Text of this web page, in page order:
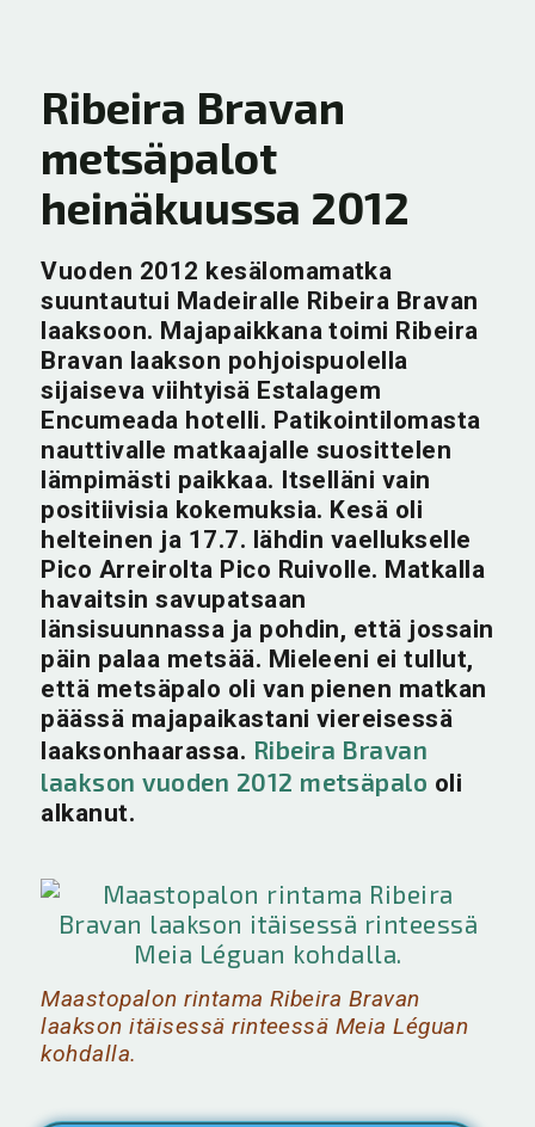
Ribeira Bravan
metsäpalot
heinäkuussa 2012
Vuoden 2012 kesälomamatka
suuntautui Madeiralle Ribeira Bravan
laaksoon. Majapaikkana toimi Ribeira
Bravan laakson pohjoispuolella
sijaiseva viihtyisä Estalagem
Encumeada hotelli. Patikointilomasta
nauttivalle matkaajalle suosittelen
lämpimästi paikkaa. Itselläni vain
positiivisia kokemuksia. Kesä oli
helteinen ja 17.7. lähdin vaellukselle
Pico Arreirolta Pico Ruivolle. Matkalla
havaitsin savupatsaan
länsisuunnassa ja pohdin, että jossain
päin palaa metsää. Mieleeni ei tullut,
että metsäpalo oli van pienen matkan
päässä majapaikastani viereisessä
laaksonhaarassa. Ribeira Bravan
laakson vuoden 2012 metsäpalo oli
alkanut.
Maastopalon rintama Ribeira Bravan
laakson itäisessä rinteessä Meia Léguan
kohdalla.